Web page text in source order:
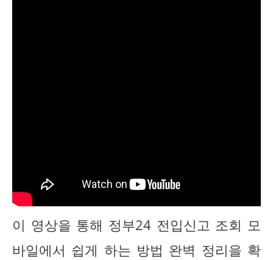
이 영상을 통해 정부24 전입신고 조회 모
바일에서 쉽게 하는 방법 완벽 정리을 확